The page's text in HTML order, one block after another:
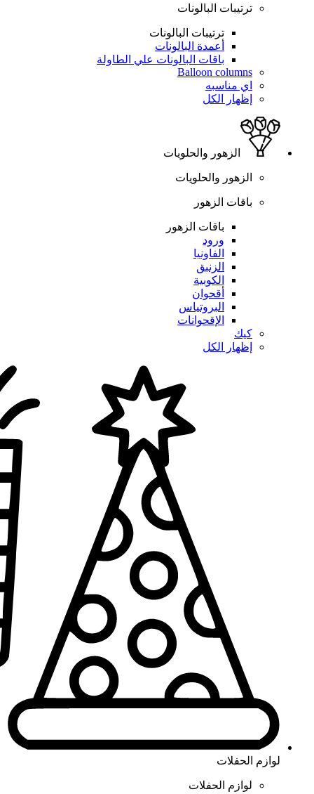
ترتيبات البالونات
ترتيبات البالونات
أعمدة البالونات
باقات البالونات علي الطاولة
Balloon columns
اي مناسبه
إظهار الكل
الزهور والحلويات
الزهور والحلويات
باقات الزهور
باقات الزهور
ورود
الفاونيا
الزنبق
الكوبية
أقحوان
البروتياس
الإقحوانات
كيك
إظهار الكل
لوازم الحفلات
لوازم الحفلات